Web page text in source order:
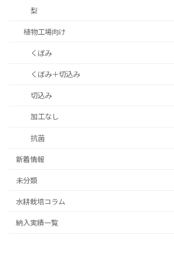
梨
植物工場向け
くぼみ
くぼみ＋切込み
切込み
加工なし
抗菌
新着情報
未分類
水耕栽培コラム
納入実績一覧